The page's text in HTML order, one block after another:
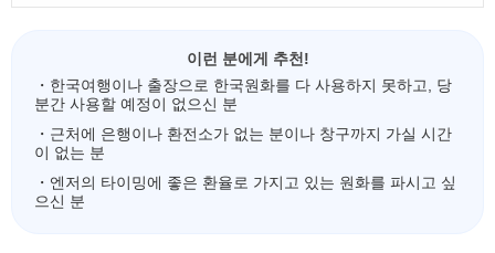
이런 분에게 추천!
・한국여행이나 출장으로 한국원화를 다 사용하지 못하고, 당
분간 사용할 예정이 없으신 분
・근처에 은행이나 환전소가 없는 분이나 창구까지 가실 시간
이 없는 분
・엔저의 타이밍에 좋은 환율로 가지고 있는 원화를 파시고 싶
으신 분